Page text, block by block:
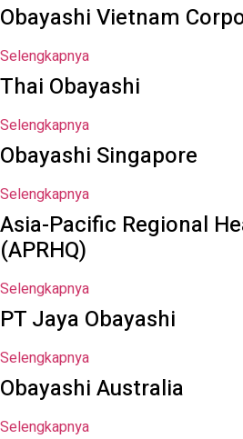
Obayashi Vietnam
Selengkapnya
Thai Obayashi
Selengkapnya
Obayashi Singapore
Selengkapnya
Asia-Pacific Regional
(APRHQ)
Selengkapnya
PT Jaya Obayashi
Selengkapnya
Obayashi Australia
Selengkapnya